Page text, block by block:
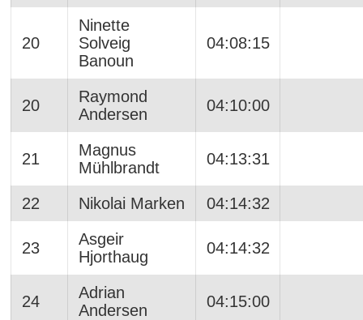
20
Ninette
Solveig
Banoun
04:08:15
20
Raymond
Andersen
04:10:00
21
Magnus
Mühlbrandt
04:13:31
22 Nikolai Marken 04:14:32
23
Asgeir
Hjorthaug
04:14:32
24
Adrian
Andersen
04:15:00